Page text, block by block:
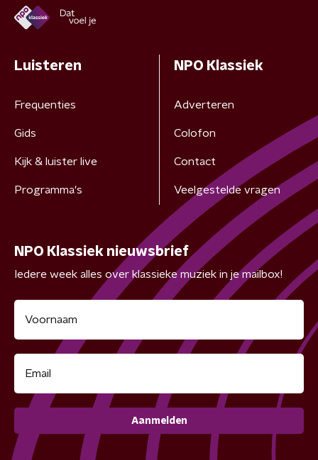
Luisteren
Frequenties
Gids
Kijk & luister live
Programma's
NPO Klassiek
Adverteren
Colofon
Contact
Veelgestelde vragen
NPO Klassiek nieuwsbrief
Iedere week alles over klassieke muziek in je mailbox!
Aanmelden